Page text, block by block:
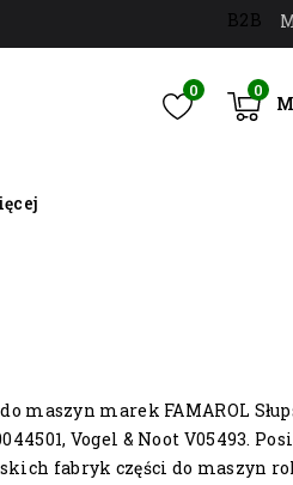
B2B
0
0
maszyn marek FAMAROL
Vogel & Noot V05493.
fabryk części do maszyn